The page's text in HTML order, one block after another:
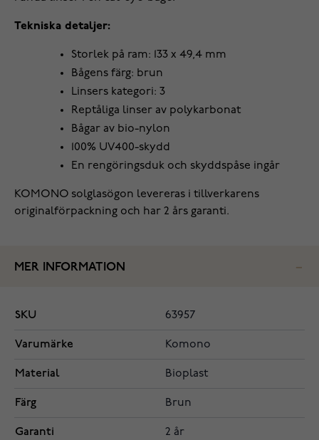
Tekniska detaljer:
Storlek på ram: 133 x 49,4 mm
Bågens färg: brun
Linsers kategori: 3
Reptåliga linser av polykarbonat
Bågar av bio-nylon
100% UV400-skydd
En rengöringsduk och skyddspåse ingår
KOMONO solglasögon levereras i tillverkarens
originalförpackning och har 2 års garanti.
MER INFORMATION
SKU 63957
Varumärke Komono
Material Bioplast
Färg Brun
Garanti 2 år